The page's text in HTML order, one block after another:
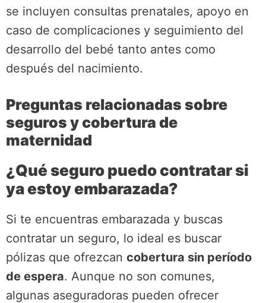
se incluyen consultas prenatales, apoyo en
caso de complicaciones y seguimiento del
desarrollo del bebé tanto antes como
después del nacimiento.
Preguntas relacionadas sobre
seguros y cobertura de
maternidad
¿Qué seguro puedo contratar si
ya estoy embarazada?
Si te encuentras embarazada y buscas
contratar un seguro, lo ideal es buscar
pólizas que ofrezcan cobertura sin período
de espera. Aunque no son comunes,
algunas aseguradoras pueden ofrecer